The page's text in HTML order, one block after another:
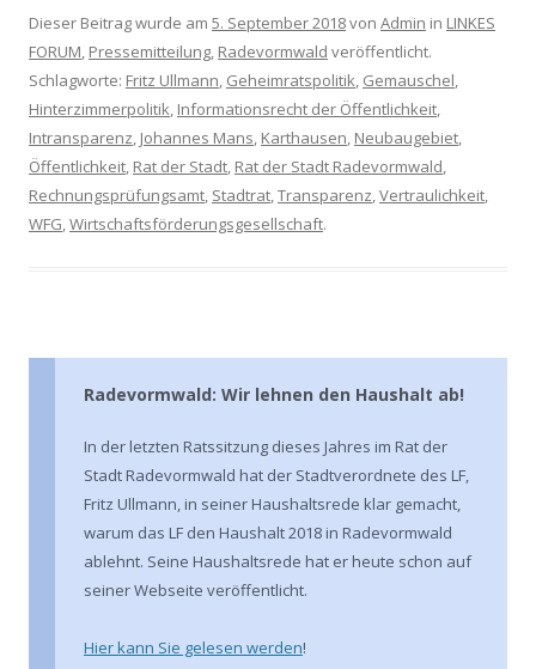
Dieser Beitrag wurde am 5. September 2018von Admin in LINKES
FORUM, Pressemitteilung, Radevormwald veröffentlicht.
Schlagworte: Fritz Ullmann, Geheimratspolitik, Gemauschel,
Hinterzimmerpolitik, Informationsrecht der Öffentlichkeit,
Intransparenz, Johannes Mans, Karthausen, Neubaugebiet,
Öffentlichkeit, Rat der Stadt, Rat der Stadt Radevormwald,
Rechnungsprüfungsamt, Stadtrat,Transparenz,Vertraulichkeit,
WFG,Wirtschaftsförderungsgesellschaft.
Radevormwald: Wir lehnen den Haushalt ab!
In der letzten Ratssitzung dieses Jahres im Rat der
Stadt Radevormwald hat der Stadtverordnete des LF,
Fritz Ullmann, in seiner Haushaltsrede klar gemacht,
warum das LF den Haushalt 2018 in Radevormwald
ablehnt. Seine Haushaltsrede hat er heute schon auf
seiner Webseite veröffentlicht.
Hier kann Sie gelesen werden!